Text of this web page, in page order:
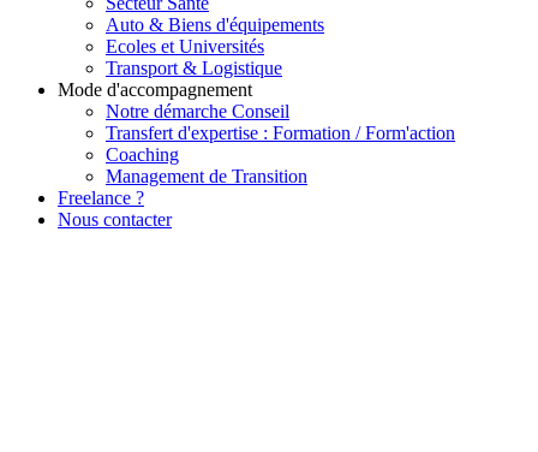
Auto & Biens d'équipements
Ecoles et Universités
Transport & Logistique
Mode d'accompagnement
Notre démarche Conseil
Transfert d'expertise : Formation / Form'action
Coaching
Management de Transition
Freelance ?
Nous contacter